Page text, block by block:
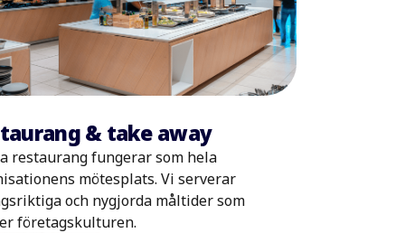
& take away
restaurang fungerar som hela
mötesplats. Vi serverar
och nygjorda måltider som
företagskulturen.